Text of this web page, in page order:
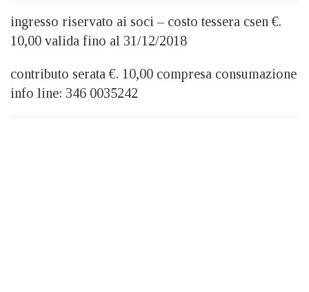
ingresso riservato ai soci – costo tessera csen €.
10,00 valida fino al 31/12/2018
contributo serata €. 10,00 compresa consumazione
info line: 346 0035242